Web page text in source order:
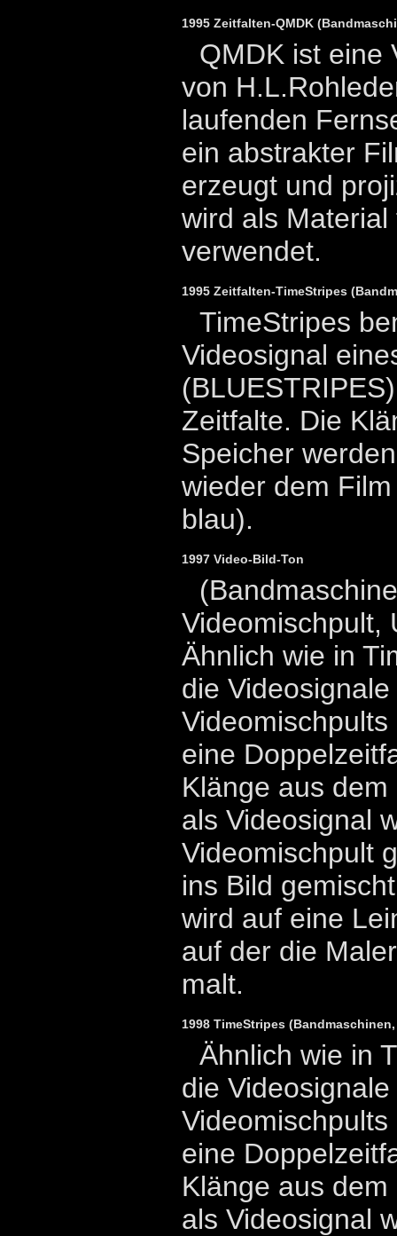
1995 Zeitfalten-QMDK
QMDK ist eine
von
laufenden
ein abstrakter
erzeugt und
wird als
verwendet.
1995 Zeitfalten-TimeStripes
TimeStripes
Videosignal
Zeitfalte. Die
Speicher
wieder dem
blau).
1997 Video-Bild-Ton
Videomischpult,
Ähnlich wie in
die
eine
Klänge aus
als Videosignal
Videomischpult
ins Bild
wird auf eine
auf der die
malt.
1998 TimeStripes
Ähnlich wie in
die
eine
Klänge aus
als Videosignal